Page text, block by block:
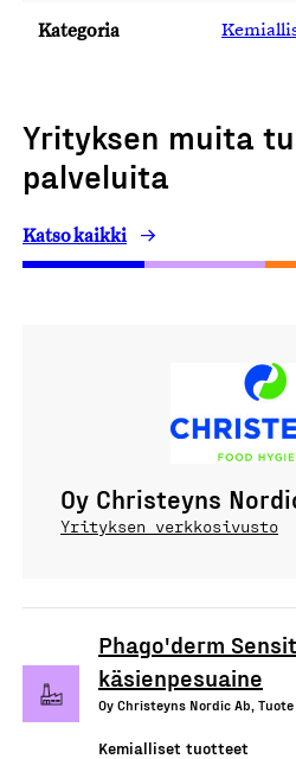
Kategoria
Yrityksen muita
palveluita
Katso kaikki
Oy Christeyns
Yrityksen verkkosivusto
Phago'derm
käsienpesuaine
Oy Christeyns Nordic Ab, Tuote
Kemialliset tuotteet